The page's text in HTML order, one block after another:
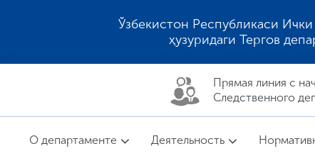
Ўзбекистон Республикаси
ҳузуридаги Тергов
Прямая линия c
Следственного
О департаменте Деятельность